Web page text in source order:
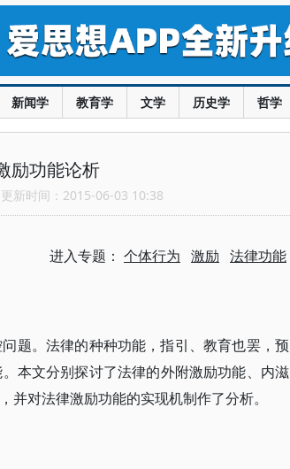
新闻学 教育学 文学 历史学 哲学
励功能论析
新时间：2015-06-03 10:38
进入专题： 个体行为 激励 法律功能
题。法律的种种功能，指引、教育也罢，预
本文分别探讨了法律的外附激励功能、内滋
对法律激励功能的实现机制作了分析。